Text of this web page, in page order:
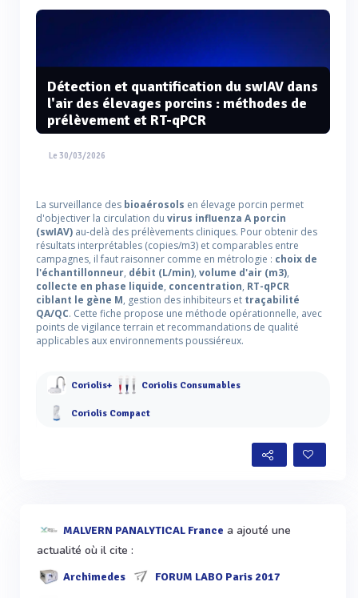
Détection et quantification du swIAV dans
l'air des élevages porcins : méthodes de
prélèvement et RT-qPCR
Le 30/03/2026
La surveillance des bioaérosols en élevage porcin permet
d'objectiver la circulation du virus influenza A porcin
(swIAV) au-delà des prélèvements cliniques. Pour obtenir des
résultats interprétables (copies/m3) et comparables entre
campagnes, il faut raisonner comme en métrologie : choix de
l'échantillonneur, débit (L/min), volume d'air (m3),
collecte en phase liquide, concentration, RT-qPCR
ciblant le gène M, gestion des inhibiteurs et traçabilité
QA/QC. Cette fiche propose une méthode opérationnelle, avec
points de vigilance terrain et recommandations de qualité
applicables aux environnements poussiéreux.
Coriolis+ Coriolis Consumables
Coriolis Compact
MALVERN PANALYTICAL France a ajouté une
actualité où il cite :
Archimedes FORUM LABO Paris 2017